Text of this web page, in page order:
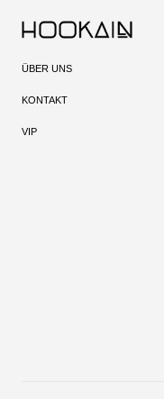
ÜBER UNS
KONTAKT
VIP